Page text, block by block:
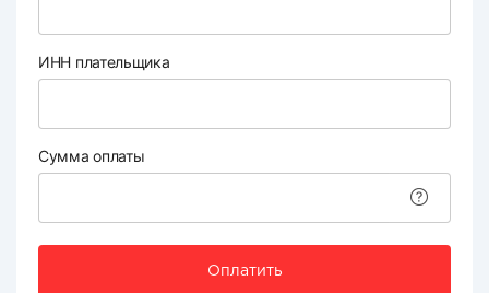
ИНН плательщика
Сумма оплаты
Оплатить